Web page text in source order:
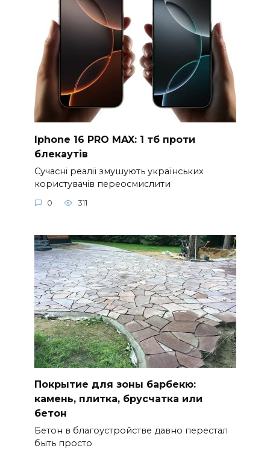
Iphone 16 PRO MAX: 1 тб проти
блекаутів
Сучасні реалії змушують українських
користувачів переосмислити
0 311
Покрытие для зоны барбекю:
камень, плитка, брусчатка или
бетон
Бетон в благоустройстве давно перестал
быть просто